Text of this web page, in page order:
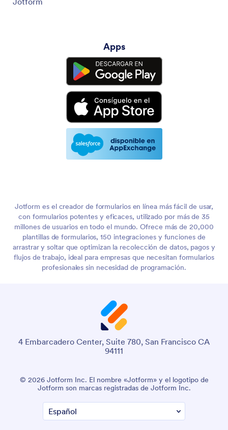
Apps
Jotform es el creador de formularios en línea más fácil de usar,
con formularios potentes y eficaces, utilizado por más de 35
millones de usuarios en todo el mundo. Ofrece más de 20,000
plantillas de formularios, 150 integraciones y funciones de
arrastrar y soltar que optimizan la recolección de datos, pagos y
flujos de trabajo, ideal para empresas que necesitan formularios
profesionales sin necesidad de programación.
4 Embarcadero Center, Suite 780, San Francisco CA
94111
© 2026 Jotform Inc. El nombre «Jotform» y el logotipo de
Jotform son marcas registradas de Jotform Inc.